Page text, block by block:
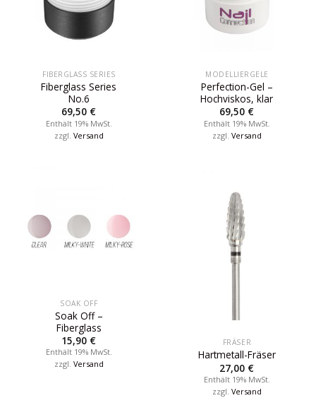
FIBERGLASS SERIES
Fiberglass Series
No.6
69,50 €
Enthält 19% MwSt.
zzgl. Versand
MODELLIERGELE
Perfection-Gel –
Hochviskos, klar
69,50 €
Enthält 19% MwSt.
zzgl. Versand
SOAK OFF
Soak Off –
Fiberglass
15,90 €
Enthält 19% MwSt.
zzgl. Versand
FRÄSER
Hartmetall-Fräser
27,00 €
Enthält 19% MwSt.
zzgl. Versand